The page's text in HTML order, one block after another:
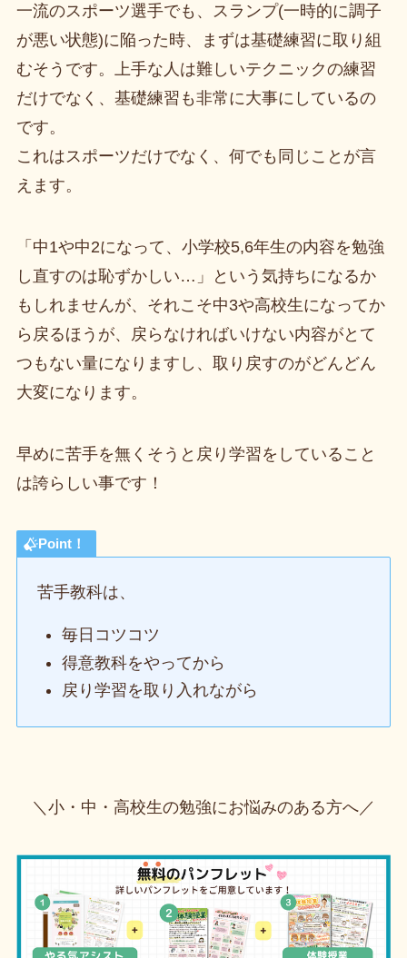
一流のスポーツ選手でも、スランプ(一時的に調子
が悪い状態)に陥った時、まずは基礎練習に取り組
むそうです。上手な人は難しいテクニックの練習
だけでなく、基礎練習も非常に大事にしているの
です。
これはスポーツだけでなく、何でも同じことが言
えます。
「中1や中2になって、小学校5,6年生の内容を勉強
し直すのは恥ずかしい…」という気持ちになるか
もしれませんが、それこそ中3や高校生になってか
ら戻るほうが、戻らなければいけない内容がとて
つもない量になりますし、取り戻すのがどんどん
大変になります。
早めに苦手を無くそうと戻り学習をしていること
は誇らしい事です！
Point！
苦手教科は、
毎日コツコツ
得意教科をやってから
戻り学習を取り入れながら
＼小・中・高校生の勉強にお悩みのある方へ／